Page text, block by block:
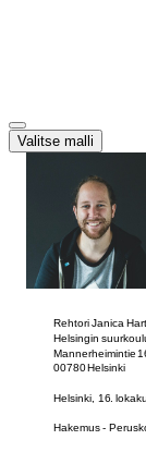
Valitse malli